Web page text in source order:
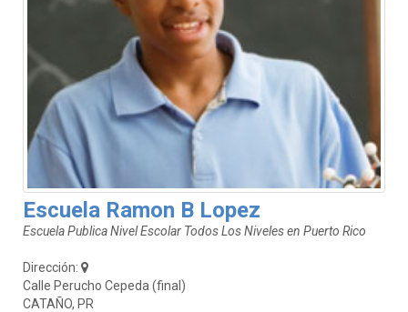
Escuela Ramon B Lopez
Escuela Publica Nivel Escolar Todos Los Niveles en Puerto Rico
Dirección:
Calle Perucho Cepeda (final)
CATAÑO, PR